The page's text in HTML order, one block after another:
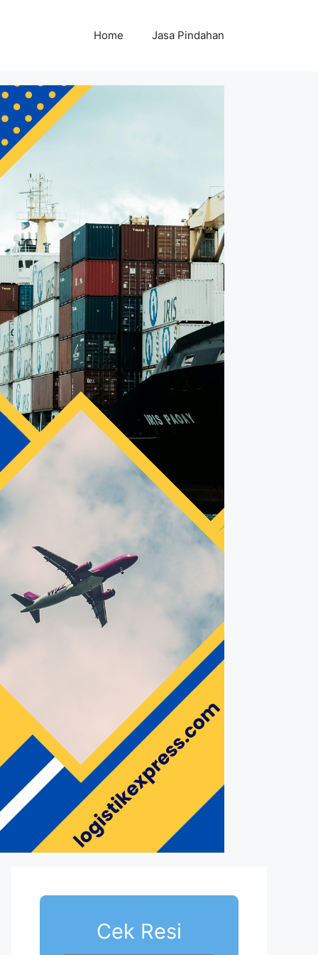
Home Jasa Pindahan
Cek Resi